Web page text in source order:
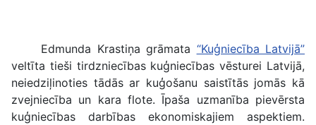
Edmunda Krastiņa grāmata “Kuģniecība Latvijā”
veltīta tieši tirdzniecības kuģniecības vēsturei Latvijā,
neiedziļinoties tādās ar kuģošanu saistītās jomās kā
zvejniecība un kara flote. Īpaša uzmanība pievērsta
kuģniecības darbības ekonomiskajiem aspektiem.